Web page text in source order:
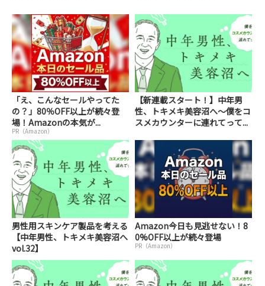
「え、こんなセールやってた
の？」80％OFF以上が続々登
場！Amazonの本気が...
PR（Amazon）
【新連載スタート！】中年男
性、トキメキ美容沼へ～僕をコ
スメカウンターに連れてって...
男性用スキンケア製品を考える
【中年男性、トキメキ美容沼へ
vol.32】
Amazon今日も見逃せない！8
0%OFF以上が続々登場
PR（Amazon）